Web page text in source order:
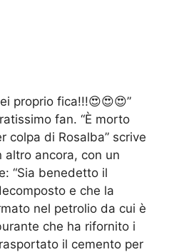
proprio fica!!!😍😍😍”
fan. “È morto
colpa di Rosalba” scrive
altro ancora, con un
“Sia benedetto il
e che la
nel petrolio da cui è
che ha rifornito i
il cemento per